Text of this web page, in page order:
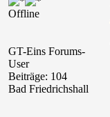
Offline
GT-Eins Forums-
User
Beiträge: 104
Bad Friedrichshall